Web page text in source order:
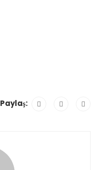
Paylaş: